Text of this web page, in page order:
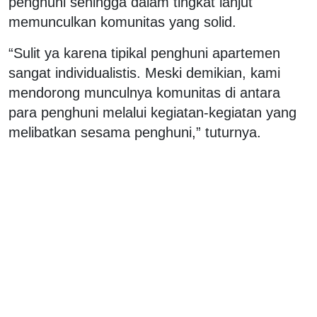
memunculkan komunitas yang solid.
“Sulit ya karena tipikal penghuni apartemen
sangat individualistis. Meski demikian, kami
mendorong munculnya komunitas di antara
para penghuni melalui kegiatan-kegiatan yang
melibatkan sesama penghuni,” tuturnya.